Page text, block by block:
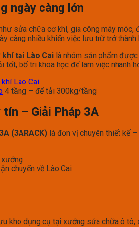
ngày càng lớn
sửa chữa cơ khí, gia công máy
càng nhiều khiến việc lưu trữ trở thành
khí tại Lào Cai là nhóm sản phẩm được
tốt, bố trí khoa học để làm việc nhanh
4 tầng – để tải 300kg/tầng
– Giải Pháp 3A
(3ARACK) là đơn vị chuyên thiết kế
chuyển về Lào Cai
kho dụng cụ tại xưởng sửa chữa ô tô,